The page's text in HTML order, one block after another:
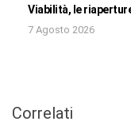
Viabilità, le
7 Agosto 2026
Correlati